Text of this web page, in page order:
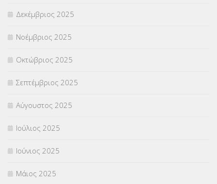
ΣΧΟΛΙΚΟΙ ΣΥΜΒΟΥΛΟΙ
ΥΠΕΡΑΡΙΘΜΟΙ(1)
ΥΠΟΤΡΟΦΙΕΣ(28)
ΦΥΣΙΚΗ ΑΓΩΓΗ(692)
Χωρίς κατηγορία
Δεκέμβριος 2025
Νοέμβριος 2025
Οκτώβριος 2025
Σεπτέμβριος 2025
Αύγουστος 2025
Ιούλιος 2025
Ιούνιος 2025
Μάιος 2025